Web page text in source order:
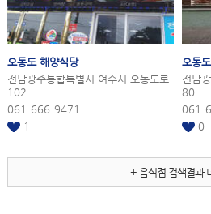
오동도해양식당
전남광주통합특별시 여수시 오동도로
102
061-666-9471
1
오동도
전남
80
061-
0
+ 음식점 검색결과